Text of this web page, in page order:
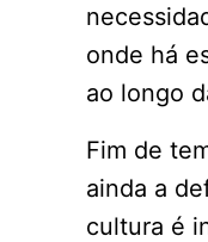
onde há
ao longo
Fim de
ainda a
cultura é